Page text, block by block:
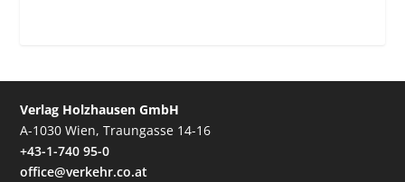
Verlag Holzhausen GmbH
A-1030 Wien, Traungasse 14-16
+43-1-740 95-0
office@verkehr.co.at